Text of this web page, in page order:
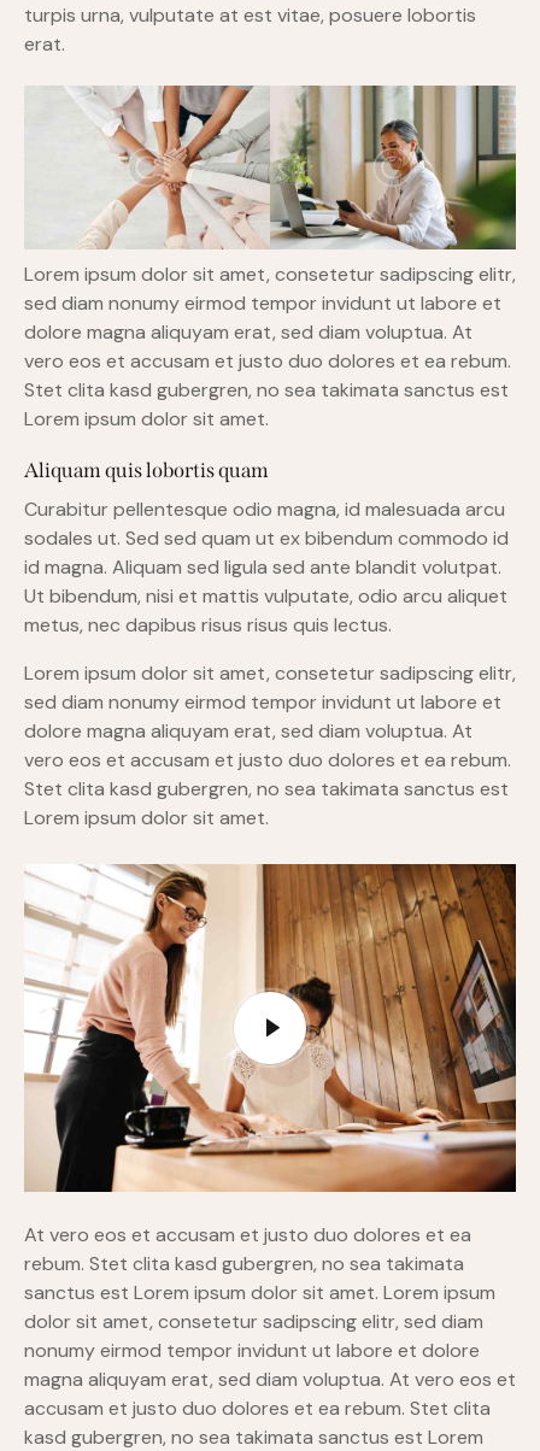
turpis urna, vulputate at est vitae, posuere lobortis
erat.
Lorem ipsum dolor sit amet, consetetur sadipscing elitr,
sed diam nonumy eirmod tempor invidunt ut labore et
dolore magna aliquyam erat, sed diam voluptua. At
vero eos et accusam et justo duo dolores et ea rebum.
Stet clita kasd gubergren, no sea takimata sanctus est
Lorem ipsum dolor sit amet.
Aliquam quis lobortis quam
Curabitur pellentesque odio magna, id malesuada arcu
sodales ut. Sed sed quam ut ex bibendum commodo id
id magna. Aliquam sed ligula sed ante blandit volutpat.
Ut bibendum, nisi et mattis vulputate, odio arcu aliquet
metus, nec dapibus risus risus quis lectus.
Lorem ipsum dolor sit amet, consetetur sadipscing elitr,
sed diam nonumy eirmod tempor invidunt ut labore et
dolore magna aliquyam erat, sed diam voluptua. At
vero eos et accusam et justo duo dolores et ea rebum.
Stet clita kasd gubergren, no sea takimata sanctus est
Lorem ipsum dolor sit amet.
At vero eos et accusam et justo duo dolores et ea
rebum. Stet clita kasd gubergren, no sea takimata
sanctus est Lorem ipsum dolor sit amet. Lorem ipsum
dolor sit amet, consetetur sadipscing elitr, sed diam
nonumy eirmod tempor invidunt ut labore et dolore
magna aliquyam erat, sed diam voluptua. At vero eos et
accusam et justo duo dolores et ea rebum. Stet clita
kasd gubergren, no sea takimata sanctus est Lorem